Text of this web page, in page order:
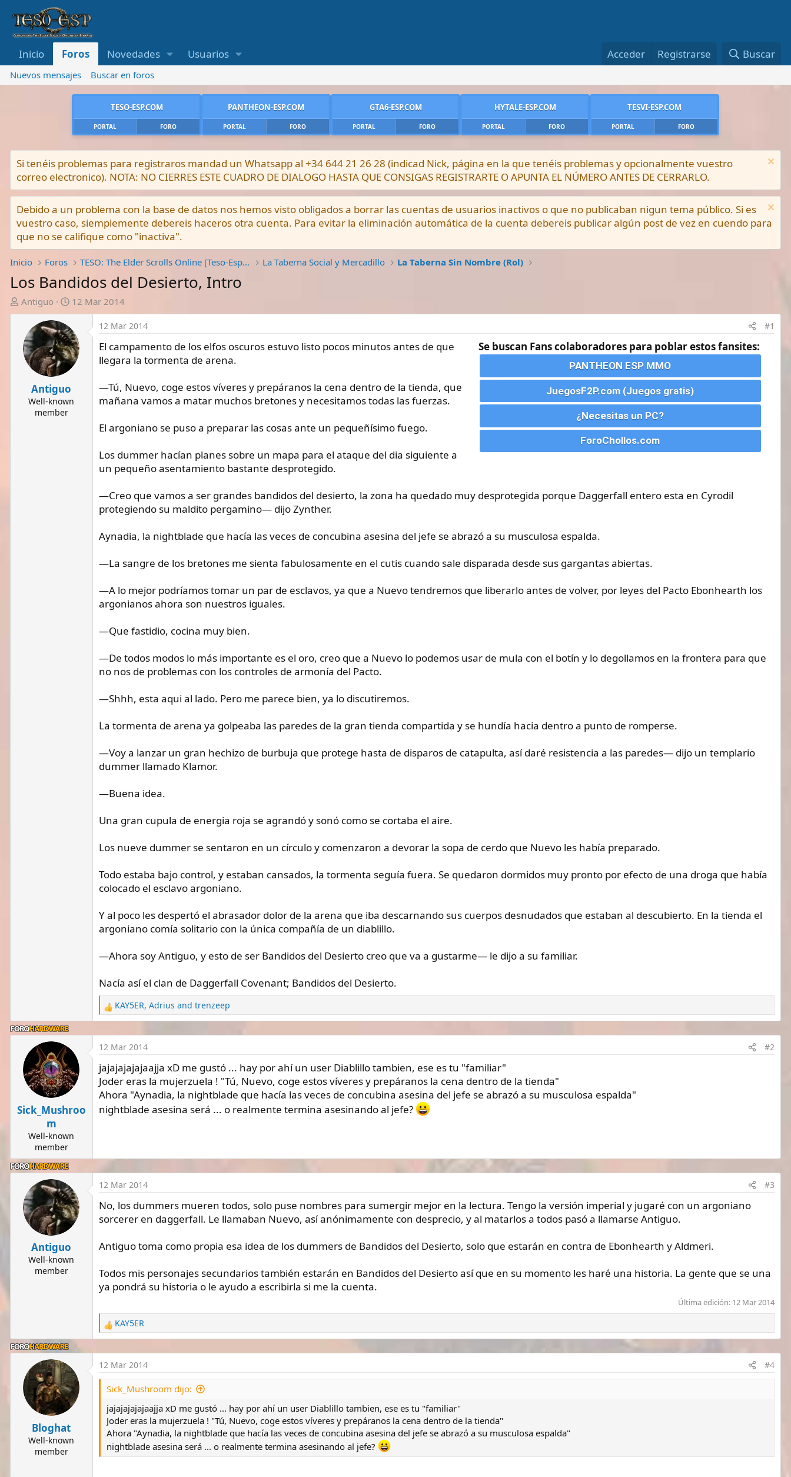
Inicio Foros Novedades Usuarios Acceder Registrarse Buscar
Nuevos mensajes Buscar en foros
TESO-ESP.COM
PORTAL FORO
PANTHEON-ESP.COM
PORTAL FORO
GTA6-ESP.COM
PORTAL FORO
HYTALE-ESP.COM
PORTAL FORO
TESVI-ESP.COM
PORTAL FORO
Si tenéis problemas para registraros mandad un Whatsapp al +34 644 21 26 28 (indicad Nick, página en la que tenéis problemas y opcionalmente vuestro
correo electronico). NOTA: NO CIERRES ESTE CUADRO DE DIALOGO HASTA QUE CONSIGAS REGISTRARTE O APUNTA EL NÚMERO ANTES DE CERRARLO.
Debido a un problema con la base de datos nos hemos visto obligados a borrar las cuentas de usuarios inactivos o que no publicaban nigun tema público. Si es
vuestro caso, siemplemente debereis haceros otra cuenta. Para evitar la eliminación automática de la cuenta debereis publicar algún post de vez en cuendo para
que no se califique como "inactiva".
Inicio Foros TESO: The Elder Scrolls Online [Teso-Esp.com] La Taberna Social y Mercadillo La Taberna Sin Nombre (Rol)
Los Bandidos del Desierto, Intro
A
u
o
r
Antiguo
F
e
c
h
a
d
n
12 Mar 2014
Antiguo
Well-known
member
12 Mar 2014 #1
Se buscan Fans colaboradores para poblar estos fansites:
PANTHEON ESP MMO
JuegosF2P.com (Juegos gratis)
¿Necesitas un PC?
ForoChollos.com
El campamento de los elfos oscuros estuvo listo pocos minutos antes de que
llegara la tormenta de arena.
—Tú, Nuevo, coge estos víveres y prepáranos la cena dentro de la tienda, que
mañana vamos a matar muchos bretones y necesitamos todas las fuerzas.
El argoniano se puso a preparar las cosas ante un pequeñísimo fuego.
Los dummer hacían planes sobre un mapa para el ataque del dia siguiente a
un pequeño asentamiento bastante desprotegido.
—Creo que vamos a ser grandes bandidos del desierto, la zona ha quedado muy desprotegida porque Daggerfall entero esta en Cyrodil
protegiendo su maldito pergamino— dijo Zynther.
Aynadia, la nightblade que hacía las veces de concubina asesina del jefe se abrazó a su musculosa espalda.
—La sangre de los bretones me sienta fabulosamente en el cutis cuando sale disparada desde sus gargantas abiertas.
—A lo mejor podríamos tomar un par de esclavos, ya que a Nuevo tendremos que liberarlo antes de volver, por leyes del Pacto Ebonhearth los
argonianos ahora son nuestros iguales.
—Que fastidio, cocina muy bien.
—De todos modos lo más importante es el oro, creo que a Nuevo lo podemos usar de mula con el botín y lo degollamos en la frontera para que
no nos de problemas con los controles de armonía del Pacto.
—Shhh, esta aqui al lado. Pero me parece bien, ya lo discutiremos.
La tormenta de arena ya golpeaba las paredes de la gran tienda compartida y se hundía hacia dentro a punto de romperse.
—Voy a lanzar un gran hechizo de burbuja que protege hasta de disparos de catapulta, así daré resistencia a las paredes— dijo un templario
dummer llamado Klamor.
—Buena idea.
Una gran cupula de energia roja se agrandó y sonó como se cortaba el aire.
Los nueve dummer se sentaron en un círculo y comenzaron a devorar la sopa de cerdo que Nuevo les había preparado.
Todo estaba bajo control, y estaban cansados, la tormenta seguía fuera. Se quedaron dormidos muy pronto por efecto de una droga que había
colocado el esclavo argoniano.
Y al poco les despertó el abrasador dolor de la arena que iba descarnando sus cuerpos desnudados que estaban al descubierto. En la tienda el
argoniano comía solitario con la única compañía de un diablillo.
—Ahora soy Antiguo, y esto de ser Bandidos del Desierto creo que va a gustarme— le dijo a su familiar.
Nacía así el clan de Daggerfall Covenant; Bandidos del Desierto.
R
e
a
c
t
i
o
n
s
:
KAY5ER, Adrius and trenzeep
Sick_Mushroo
m
Well-known
member
12 Mar 2014 #2
jajajajajajaajja xD me gustó ... hay por ahí un user Diablillo tambien, ese es tu "familiar"
Joder eras la mujerzuela ! "Tú, Nuevo, coge estos víveres y prepáranos la cena dentro de la tienda"
Ahora "Aynadia, la nightblade que hacía las veces de concubina asesina del jefe se abrazó a su musculosa espalda"
nightblade asesina será ... o realmente termina asesinando al jefe?
Antiguo
Well-known
member
12 Mar 2014 #3
No, los dummers mueren todos, solo puse nombres para sumergir mejor en la lectura. Tengo la versión imperial y jugaré con un argoniano
sorcerer en daggerfall. Le llamaban Nuevo, así anónimamente con desprecio, y al matarlos a todos pasó a llamarse Antiguo.
Antiguo toma como propia esa idea de los dummers de Bandidos del Desierto, solo que estarán en contra de Ebonhearth y Aldmeri.
Todos mis personajes secundarios también estarán en Bandidos del Desierto así que en su momento les haré una historia. La gente que se una
ya pondrá su historia o le ayudo a escribirla si me la cuenta.
Última edición: 12 Mar 2014
R
e
a
c
t
o
n
s
KAY5ER
Bloghat
Well-known
member
12 Mar 2014 #4
Sick_Mushroom dijo:
jajajajajajaajja xD me gustó ... hay por ahí un user Diablillo tambien, ese es tu "familiar"
Joder eras la mujerzuela ! "Tú, Nuevo, coge estos víveres y prepáranos la cena dentro de la tienda"
Ahora "Aynadia, la nightblade que hacía las veces de concubina asesina del jefe se abrazó a su musculosa espalda"
nightblade asesina será ... o realmente termina asesinando al jefe?